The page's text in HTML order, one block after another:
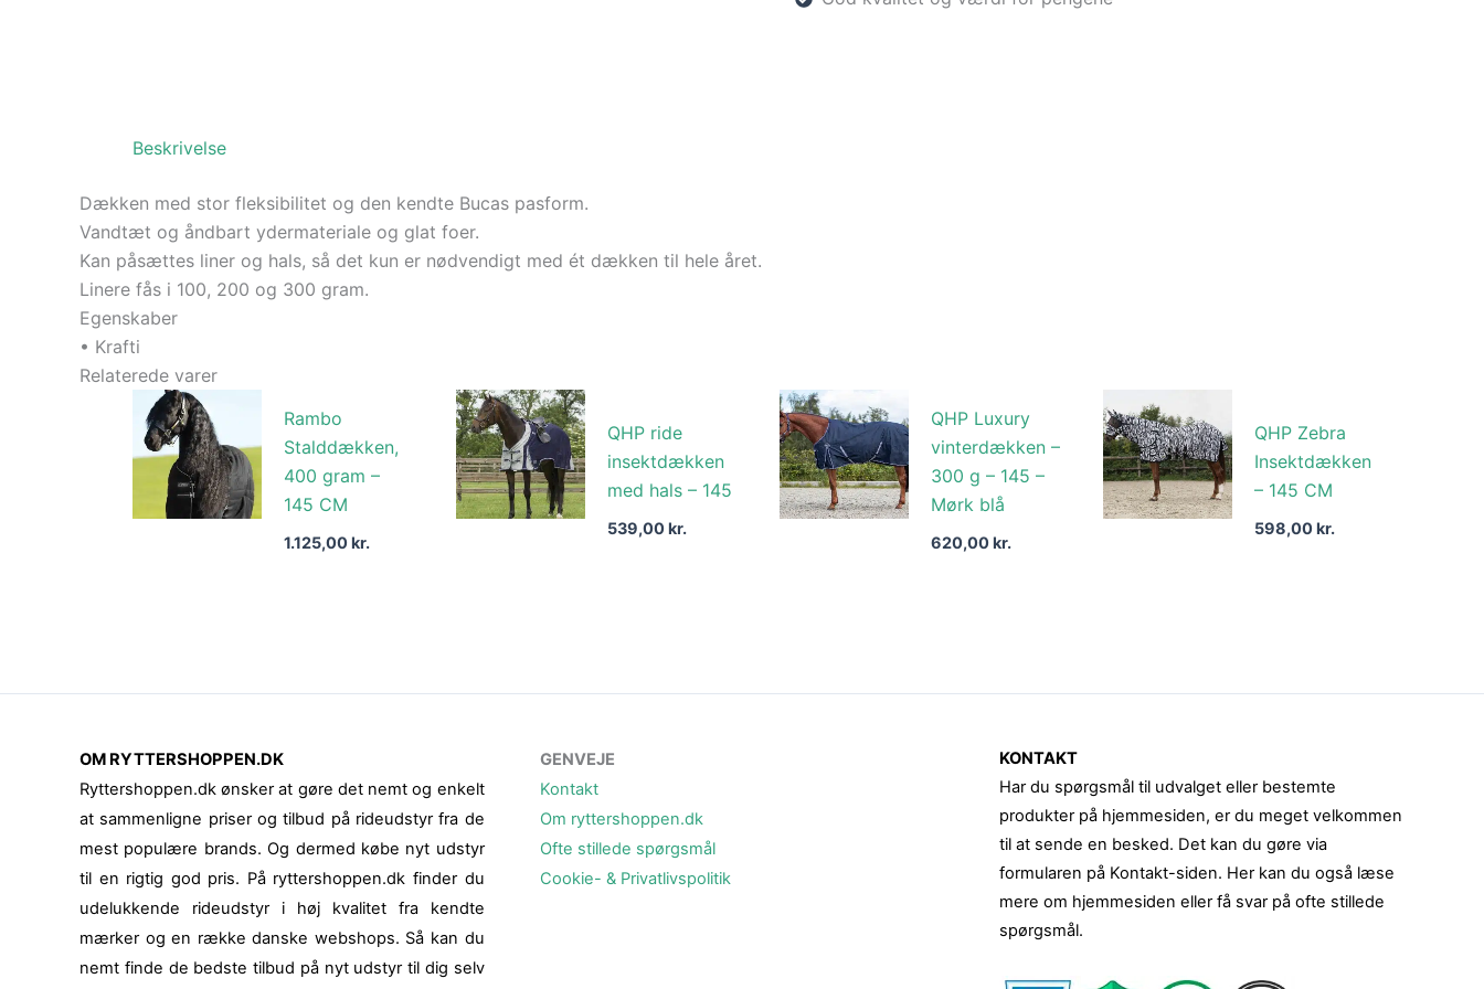
Beskrivelse
Dækken med stor fleksibilitet og den kendte Bucas pasform.
Vandtæt og åndbart ydermateriale og glat foer.
Kan påsættes liner og hals, så det kun er nødvendigt med ét dækken til hele året.
Linere fås i 100, 200 og 300 gram.
Egenskaber
• Krafti
Relaterede varer
Rambo
Stalddækken,
400 gram –
145 CM
1.125,00kr.
QHP ride
insektdækken
med hals – 145
539,00kr.
QHP Luxury
vinterdækken –
300 g – 145 –
Mørk blå
620,00kr.
QHP Zebra
Insektdækken
– 145 CM
598,00kr.
OM RYTTERSHOPPEN.DK
Ryttershoppen.dk ønsker at gøre det nemt og enkelt
at sammenligne priser og tilbud på rideudstyr fra de
mest populære brands. Og dermed købe nyt udstyr
til en rigtig god pris. På ryttershoppen.dk finder du
udelukkende rideudstyr i høj kvalitet fra kendte
mærker og en række danske webshops. Så kan du
nemt finde de bedste tilbud på nyt udstyr til dig selv
GENVEJE
Kontakt
Om ryttershoppen.dk
Ofte stillede spørgsmål
Cookie- & Privatlivspolitik
KONTAKT
Har du spørgsmål til udvalget eller bestemte
produkter på hjemmesiden, er du meget velkommen
til at sende en besked. Det kan du gøre via
formularen på Kontakt-siden. Her kan du også læse
mere om hjemmesiden eller få svar på ofte stillede
spørgsmål.